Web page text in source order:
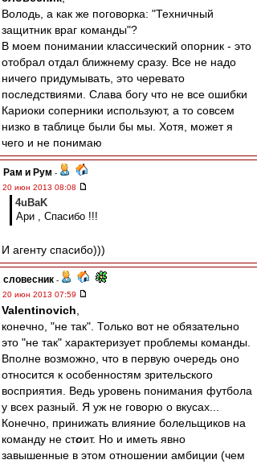
Володь, а как же поговорка: "Техничный
защитник враг команды"?
В моем понимании классический опорник - это
отобрал отдал ближнему сразу. Все не надо
ничего придумывать, это черевато
последствиями. Слава богу что не все ошибки
Кариоки соперники используют, а то совсем
низко в таблице были бы мы. Хотя, может я
чего и не понимаю
Рам и Рум -
20 июн 2013 08:08
4uBaK
Ари , Спасибо !!!
И агенту спасибо)))
словесник -
20 июн 2013 07:59
Valentinovich
конечно, "не так". Только вот не обязательно
это "не так" характеризует проблемы команды.
Вполне возможно, что в первую очередь оно
относится к особенностям зрительского
восприятия. Ведь уровень понимания футбола
у всех разный. Я уж не говорю о вкусах...
Конечно, принижать влияние болельщиков на
команду не стоит. Но и иметь явно
завышенные в этом отношении амбиции (чем